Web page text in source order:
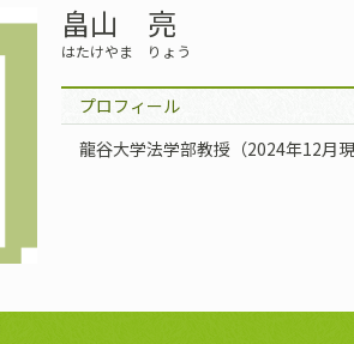
畠山 亮
はたけやま りょう
プロフィール
龍谷大学法学部教授（2024年12月